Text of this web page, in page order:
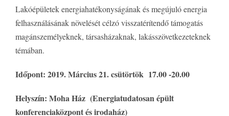
Lakóépületek energiahatékonyságának és megújuló energia
felhasználásának növelését célzó visszatérítendő támogatás
magánszemélyeknek, társasházaknak, lakásszövetkezeteknek
témában.
Időpont: 2019. Március 21. csütörtök 17.00 -20.00
Helyszín: Moha Ház (Energiatudatosan épült
konferenciaközpontés irodaház)